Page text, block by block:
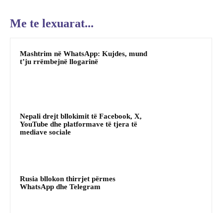
Me te lexuarat...
Mashtrim në WhatsApp: Kujdes, mund
t’ju rrëmbejnë llogarinë
Nepali drejt bllokimit të Facebook, X,
YouTube dhe platformave të tjera të
mediave sociale
Rusia bllokon thirrjet përmes
WhatsApp dhe Telegram